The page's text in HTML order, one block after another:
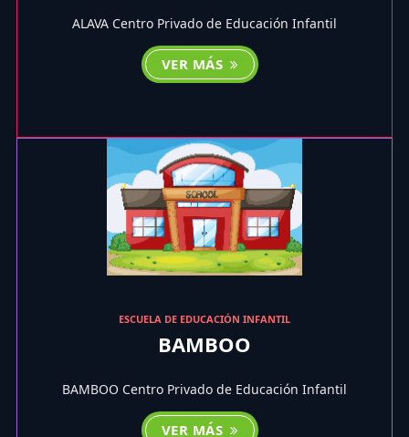
ALAVA Centro Privado de Educación Infantil
VER MÁS
ESCUELA DE EDUCACIÓN INFANTIL
BAMBOO
BAMBOO Centro Privado de Educación Infantil
VER MÁS